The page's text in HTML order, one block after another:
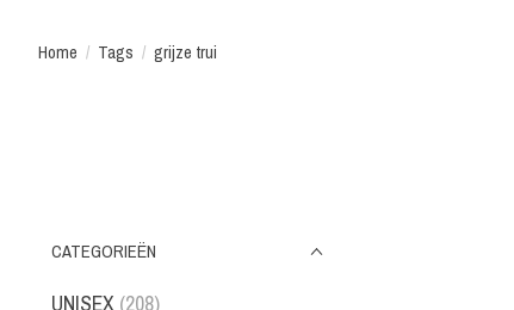
Home / Tags / grijze trui
CATEGORIEËN
UNISEX (208)